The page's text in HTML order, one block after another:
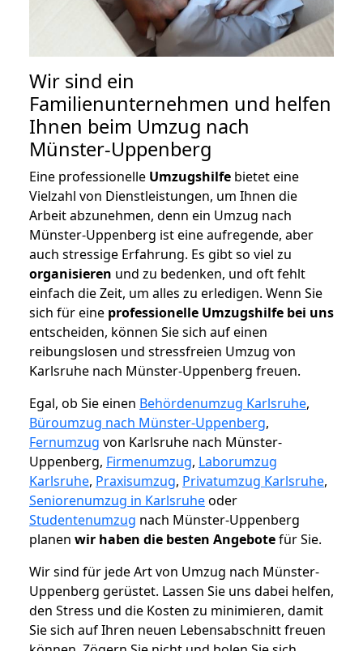
Wir sind ein
Familienunternehmen und helfen
Ihnen beim Umzug nach
Münster-Uppenberg
Eine professionelle Umzugshilfe bietet eine
Vielzahl von Dienstleistungen, um Ihnen die
Arbeit abzunehmen, denn ein Umzug nach
Münster-Uppenberg ist eine aufregende, aber
auch stressige Erfahrung. Es gibt so viel zu
organisieren und zu bedenken, und oft fehlt
einfach die Zeit, um alles zu erledigen. Wenn Sie
sich für eine professionelle Umzugshilfe bei uns
entscheiden, können Sie sich auf einen
reibungslosen und stressfreien Umzug von
Karlsruhe nach Münster-Uppenberg freuen.
Egal, ob Sie einen Behördenumzug Karlsruhe,
Büroumzug nach Münster-Uppenberg,
Fernumzug von Karlsruhe nach Münster-
Uppenberg, Firmenumzug, Laborumzug
Karlsruhe, Praxisumzug, Privatumzug Karlsruhe,
Seniorenumzug in Karlsruheoder
Studentenumzug nach Münster-Uppenberg
planen wir haben die besten Angebotefür Sie.
Wir sind für jede Art von Umzug nach Münster-
Uppenberg gerüstet. Lassen Sie uns dabei helfen,
den Stress und die Kosten zu minimieren, damit
Sie sich auf Ihren neuen Lebensabschnitt freuen